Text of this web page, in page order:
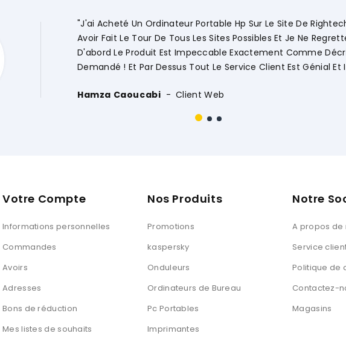
Détaillée
Votre Compte
Informations personnelles
Commandes
Avoirs
Adresses
Bons de réduction
Mes listes de souhaits
Nos Produits
Promotions
kaspersky
Onduleurs
Ordinateurs de Bureau
Pc Portables
Imprimantes
Notre
A propos de
Service
Politique de
Contactez-
Magasins